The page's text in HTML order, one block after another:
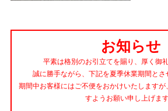
お知らせ
平素は格別のお引立てを賜り、厚く御
誠に勝手ながら、下記を夏季休業期間とさ
期間中お客様にはご不便をおかけいたしますが
すようお願い申し上げます